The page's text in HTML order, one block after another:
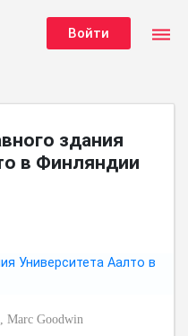
Войти dehaze
здания
в Финляндии
Marc Goodwin